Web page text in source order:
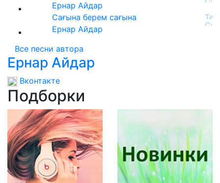
Ернар Айдар
Сағына берем сағына
Ернар Айдар
Все песни автора
Ернар Айдар
Вконтакте
Подборки